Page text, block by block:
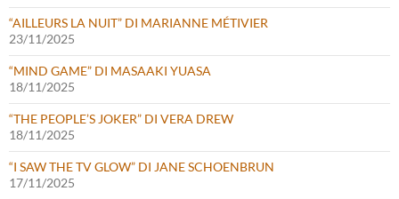
“AILLEURS LA NUIT” DI MARIANNE MÉTIVIER
23/11/2025
“MIND GAME” DI MASAAKI YUASA
18/11/2025
“THE PEOPLE’S JOKER” DI VERA DREW
18/11/2025
“I SAW THE TV GLOW” DI JANE SCHOENBRUN
17/11/2025